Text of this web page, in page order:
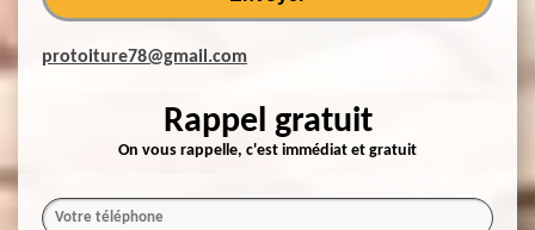
protoiture78@gmail.com
Rappel gratuit
On vous rappelle, c'est immédiat et gratuit